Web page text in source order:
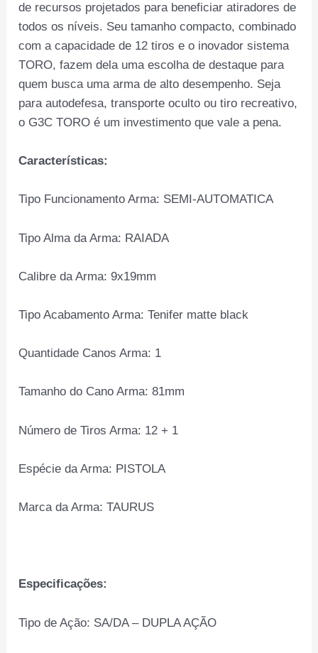
de recursos projetados para beneficiar atiradores de
todos os níveis. Seu tamanho compacto, combinado
com a capacidade de 12 tiros e o inovador sistema
TORO, fazem dela uma escolha de destaque para
quem busca uma arma de alto desempenho. Seja
para autodefesa, transporte oculto ou tiro recreativo,
o G3C TORO é um investimento que vale a pena.
Características:
Tipo Funcionamento Arma: SEMI-AUTOMATICA
Tipo Alma da Arma: RAIADA
Calibre da Arma: 9x19mm
Tipo Acabamento Arma: Tenifer matte black
Quantidade Canos Arma: 1
Tamanho do Cano Arma: 81mm
Número de Tiros Arma: 12 + 1
Espécie da Arma: PISTOLA
Marca da Arma: TAURUS
Especificações:
Tipo de Ação: SA/DA – DUPLA AÇÃO